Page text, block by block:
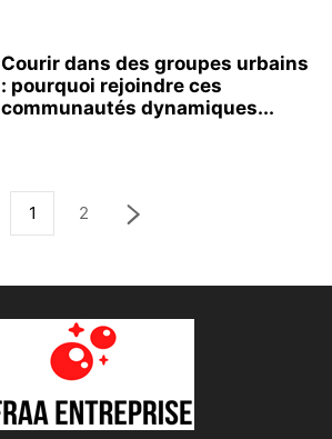
Courir dans des groupes urbains
: pourquoi rejoindre ces
communautés dynamiques...
1 2